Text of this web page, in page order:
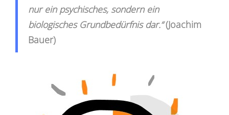
nur ein psychisches, sondern ein
biologisches Grundbedürfnis dar.“(Joachim
Bauer)